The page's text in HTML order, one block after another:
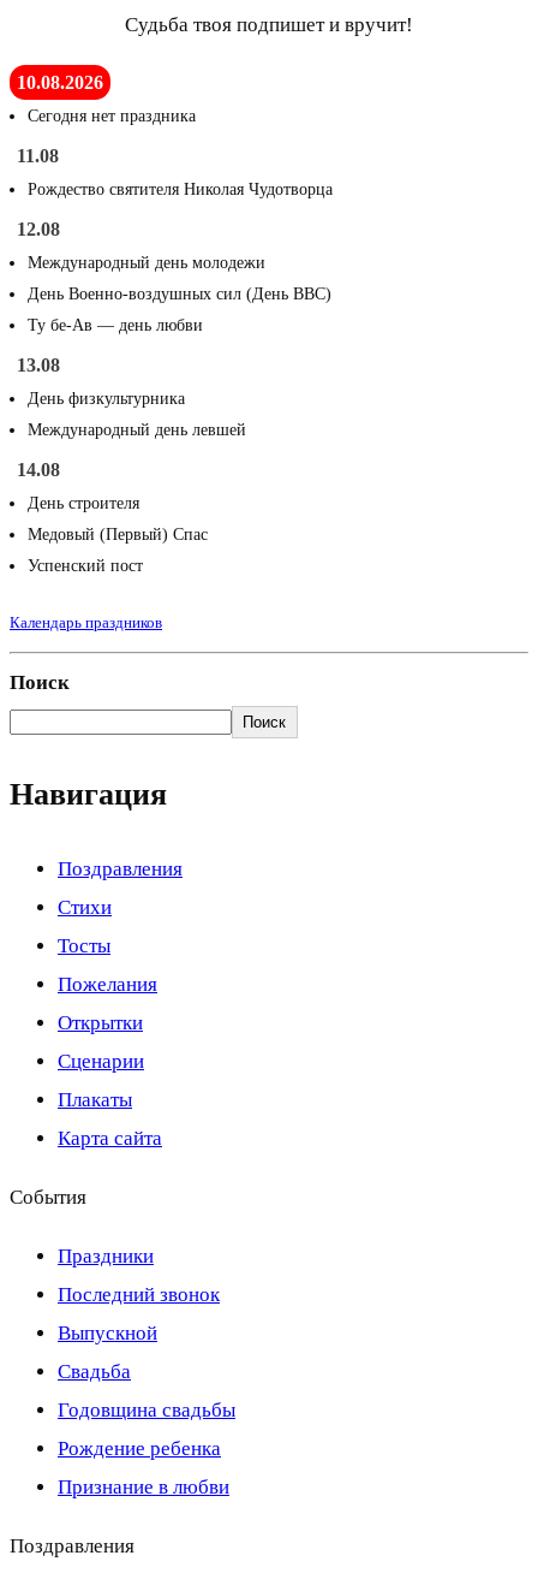
Судьба твоя подпишет и вручит!
10.08.2026
Сегодня нет праздника
11.08
Рождество святителя Николая Чудотворца
12.08
Международный день молодежи
День Военно-воздушных сил (День ВВС)
Ту бе-Ав — день любви
13.08
День физкультурника
Международный день левшей
14.08
День строителя
Медовый (Первый) Спас
Успенский пост
Календарь праздников
Поиск
Поиск
Навигация
Поздравления
Стихи
Тосты
Пожелания
Открытки
Сценарии
Плакаты
Карта сайта
События
Праздники
Последний звонок
Выпускной
Свадьба
Годовщина свадьбы
Рождение ребенка
Признание в любви
Поздравления